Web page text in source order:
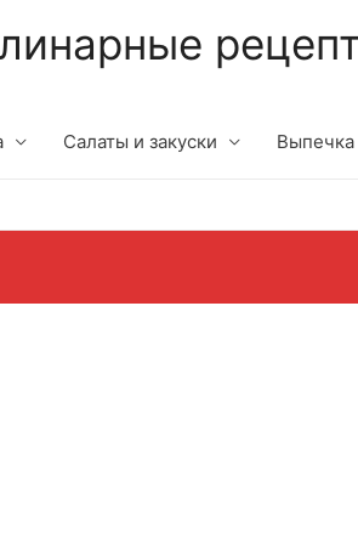
Салаты и закуски Выпечка